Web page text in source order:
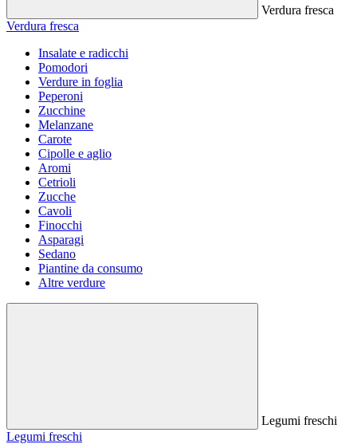
Verdura fresca
Verdura fresca
Insalate e radicchi
Pomodori
Verdure in foglia
Peperoni
Zucchine
Melanzane
Carote
Cipolle e aglio
Aromi
Cetrioli
Zucche
Cavoli
Finocchi
Asparagi
Sedano
Piantine da consumo
Altre verdure
Legumi freschi
Legumi freschi